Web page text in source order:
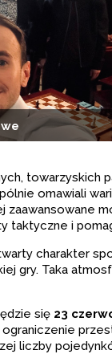
towarzyskich
omawiali
taktyczne i
charakter
gry. Taka
się 23
liczby